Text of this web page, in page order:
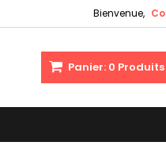
Bienvenue,
Panier: 0 Produits